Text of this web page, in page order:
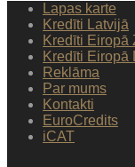
Lapas karte
Kredīti Latvijā
Kredīti Eiropā
Kredīti Eiropā
Reklāma
Par mums
Kontakti
EuroCredits
iCAT